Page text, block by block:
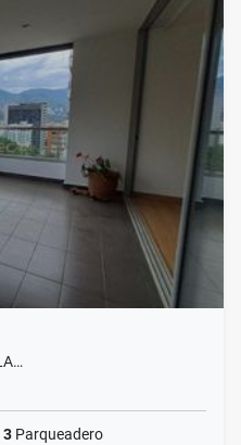
3 Parqueadero